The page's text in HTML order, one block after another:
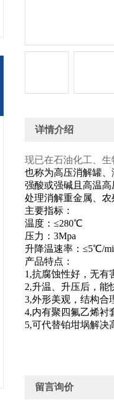
详情介绍
现已在石油化工、
也称为高压消解罐
强酸或强碱且高温
处理消解重金属、
主要指标：
温度：≤280℃
压力：3Mpa
升降温速率：≤5℃/
产品特点：
1,抗腐蚀性好，无有
2,升温、升压后，能
3,外形美观，结构合
4,内有聚四氟乙烯衬
5,可代替铂坩埚解决
留言询价